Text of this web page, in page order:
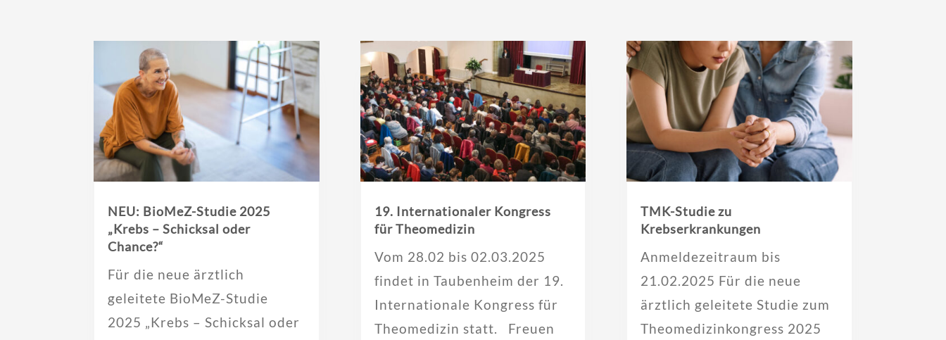
NEU: BioMeZ-Studie 2025
„Krebs – Schicksal oder
Chance?“
Für die neue ärztlich
geleitete BioMeZ-Studie
2025 „Krebs – Schicksal oder
19. Internationaler Kongress
für Theomedizin
Vom 28.02 bis 02.03.2025
findet in Taubenheim der 19.
Internationale Kongress für
Theomedizin statt. Freuen
TMK-Studie zu
Krebserkrankungen
Anmeldezeitraum bis
21.02.2025 Für die neue
ärztlich geleitete Studie zum
Theomedizinkongress 2025